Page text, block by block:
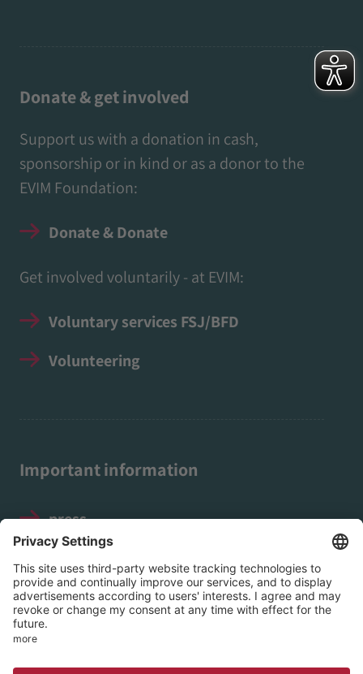
Donate & get involved
Support us with a donation in cash,
sponsorship or in kind or as a donor to the
EVIM Foundation:
Donate & Donate
Get involved voluntarily - at EVIM:
Voluntary services FSJ/BFD
Volunteering
Important information
press
Legal notice
Data protection